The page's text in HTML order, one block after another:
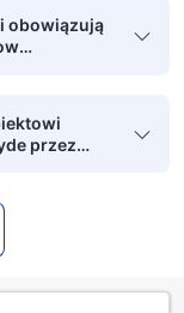
obowiązują
przez